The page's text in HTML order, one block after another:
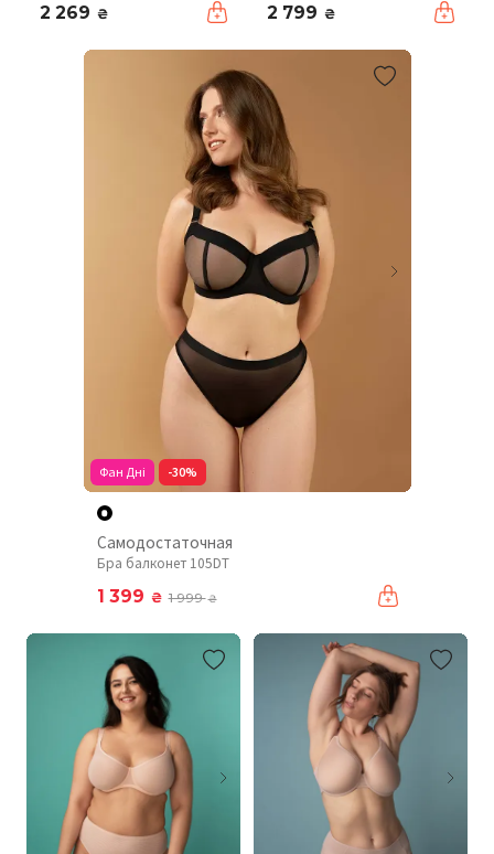
2 269 ₴ 2 799 ₴
Фан Дні -30%
Самодостаточная
Бра балконет 105DT
1 399 ₴ 1 999₴